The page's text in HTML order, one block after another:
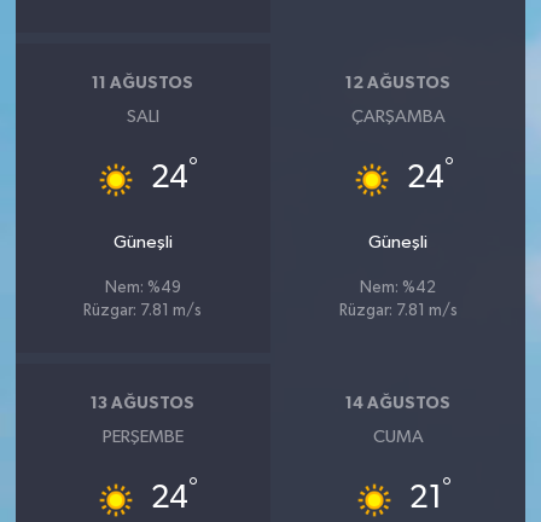
11 AĞUSTOS
SALI
24°
Güneşli
Nem: %49
Rüzgar: 7.81 m/s
12 AĞUSTOS
ÇARŞAMBA
24°
Güneşli
Nem: %42
Rüzgar: 7.81 m/s
13 AĞUSTOS
PERŞEMBE
24°
14 AĞUSTOS
CUMA
21 °